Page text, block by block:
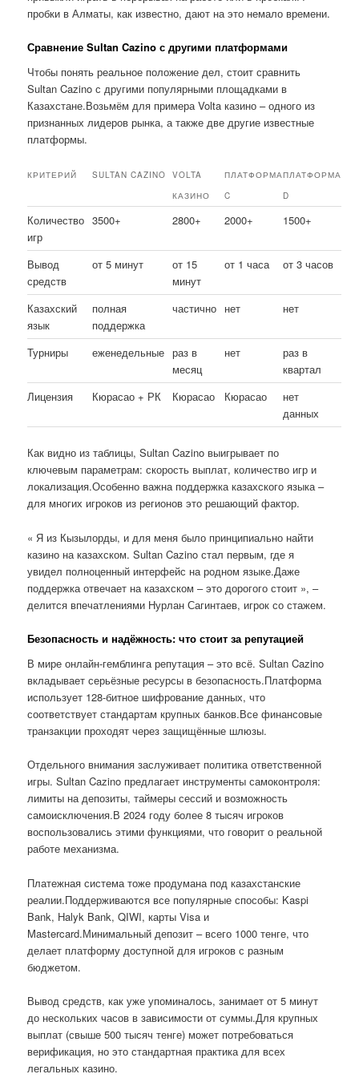
пробки в Алматы, как известно, дают на это немало времени.
Сравнение Sultan Cazino с другими платформами
Чтобы понять реальное положение дел, стоит сравнить
Sultan Cazino с другими популярными площадками в
Казахстане.Возьмём для примера Volta казино – одного из
признанных лидеров рынка, а также две другие известные
платформы.
КРИТЕРИЙ SULTAN CAZINO
VOLTA
КАЗИНО
ПЛАТФОРМА
C
ПЛАТФОРМА
D
Количество
игр
3500+ 2800+ 2000+ 1500+
Вывод
средств
от 5 минут
от 15
минут
от 1 часа от 3 часов
Казахский
язык
полная
поддержка
частично нет нет
Турниры еженедельные раз в
месяц
нет
раз в
квартал
Лицензия
Кюрасао + РК Кюрасао Кюрасао
нет
данных
Как видно из таблицы, Sultan Cazino выигрывает по
ключевым параметрам: скорость выплат, количество игр и
локализация.Особенно важна поддержка казахского языка –
для многих игроков из регионов это решающий фактор.
« Я из Кызылорды, и для меня было принципиально найти
казино на казахском. Sultan Cazino стал первым, где я
увидел полноценный интерфейс на родном языке.Даже
поддержка отвечает на казахском – это дорогого стоит », –
делится впечатлениями Нурлан Сагинтаев, игрок со стажем.
Безопасность и надёжность: что стоит за репутацией
В мире онлайн-гемблинга репутация – это всё. Sultan Cazino
вкладывает серьёзные ресурсы в безопасность.Платформа
использует 128-битное шифрование данных, что
соответствует стандартам крупных банков.Все финансовые
транзакции проходят через защищённые шлюзы.
Отдельного внимания заслуживает политика ответственной
игры. Sultan Cazino предлагает инструменты самоконтроля:
лимиты на депозиты, таймеры сессий и возможность
самоисключения.В 2024 году более 8 тысяч игроков
воспользовались этими функциями, что говорит о реальной
работе механизма.
Платежная система тоже продумана под казахстанские
реалии.Поддерживаются все популярные способы: Kaspi
Bank, Halyk Bank, QIWI, карты Visa и
Mastercard.Минимальный депозит – всего 1000 тенге, что
делает платформу доступной для игроков с разным
бюджетом.
Вывод средств, как уже упоминалось, занимает от 5 минут
до нескольких часов в зависимости от суммы.Для крупных
выплат (свыше 500 тысяч тенге) может потребоваться
верификация, но это стандартная практика для всех
легальных казино.